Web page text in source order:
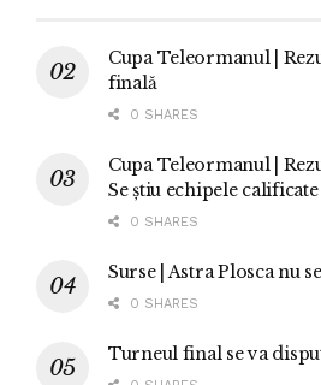
Cupa Teleormanul |
finală
0 SHARES
Cupa Teleormanul |
Se știu echipele calificate
0 SHARES
Surse | Astra Plosca nu
0 SHARES
Turneul final se va